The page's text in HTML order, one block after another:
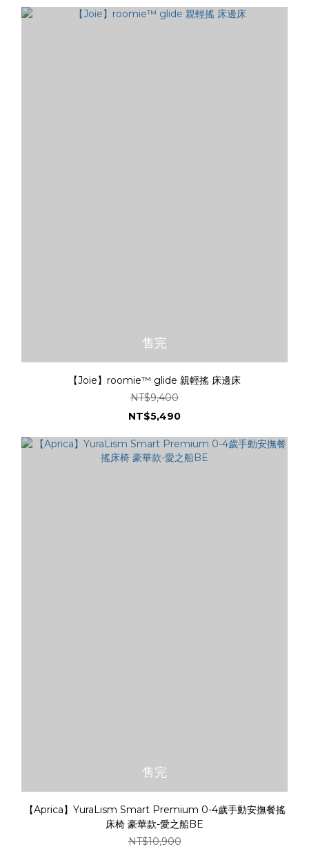
售完
【Joie】roomie™ glide 親輕搖 床邊床
NT$9,400
NT$5,490
售完
【Aprica】YuraLism Smart Premium 0-4歲手動安撫餐搖
床椅 豪華款-愛之船BE
NT$10,900